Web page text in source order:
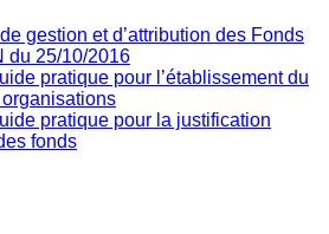
gestion et d’attribution des Fonds
du 25/10/2016
pratique pour l’établissement du
pratique pour la justification
fonds